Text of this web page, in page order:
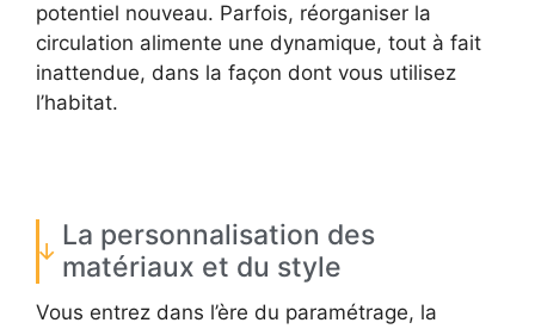
potentiel nouveau. Parfois, réorganiser la
circulation alimente une dynamique, tout à fait
inattendue, dans la façon dont vous utilisez
l’habitat.
La personnalisation des
matériaux et du style
Vous entrez dans l’ère du paramétrage, la